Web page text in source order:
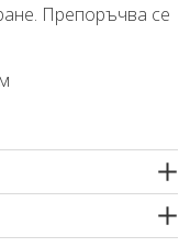
Препоръчва се